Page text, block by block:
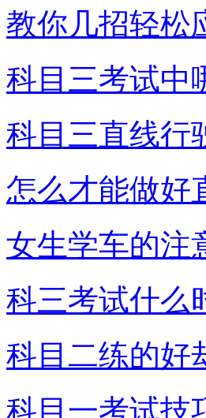
教你几招轻松
科目三考试中
科目三直线行
怎么才能做好
女生学车的注
科三考试什么
科目二练的好
科目一考试技